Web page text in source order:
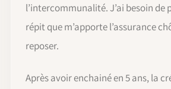
l’intercommunalité. J’ai besoin de
répit que m’apporte l’assurance
reposer.
Après avoir enchainé en 5 ans, la